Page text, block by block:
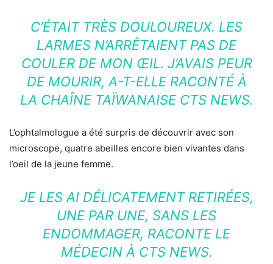
C’ÉTAIT TRÈS DOULOUREUX. LES
LARMES N’ARRÊTAIENT PAS DE
COULER DE MON ŒIL. J’AVAIS PEUR
DE MOURIR, A-T-ELLE RACONTÉ À
LA CHAÎNE TAÏWANAISE CTS NEWS.
L’ophtalmologue a été surpris de découvrir avec son
microscope, quatre abeilles encore bien vivantes dans
l’oeil de la jeune femme.
JE LES AI DÉLICATEMENT RETIRÉES,
UNE PAR UNE, SANS LES
ENDOMMAGER, RACONTE LE
MÉDECIN À CTS NEWS.